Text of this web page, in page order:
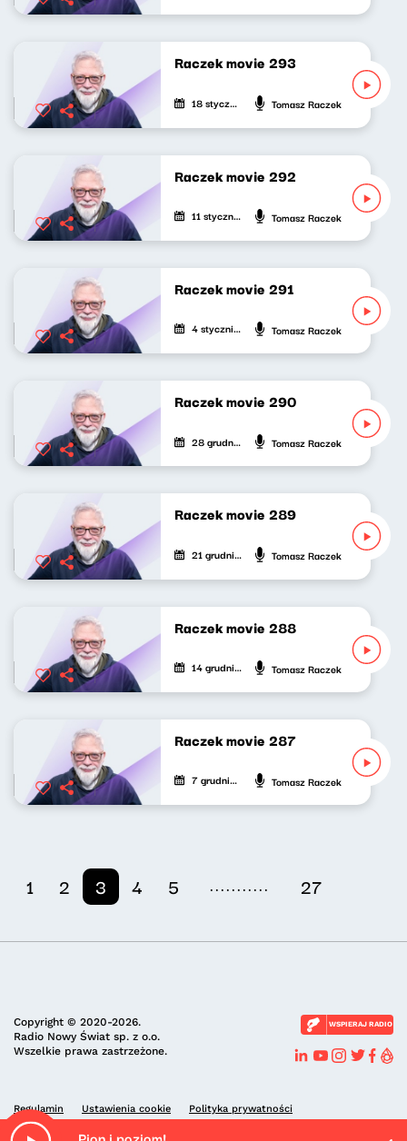
Raczek movie 293
18 stycznia 2026 Tomasz Raczek
Raczek movie 292
11 stycznia 2026 Tomasz Raczek
Raczek movie 291
4 stycznia 2026 Tomasz Raczek
Raczek movie 290
28 grudnia 2025 Tomasz Raczek
Raczek movie 289
21 grudnia 2025 Tomasz Raczek
Raczek movie 288
14 grudnia 2025 Tomasz Raczek
Raczek movie 287
7 grudnia 2025 Tomasz Raczek
1 2 3 4 5 ........... 27
Copyright © 2020-2026.
Radio Nowy Świat sp. z o.o.
Wszelkie prawa zastrzeżone.
WSPIERAJ RADIO
Regulamin Ustawienia cookie Polityka prywatności